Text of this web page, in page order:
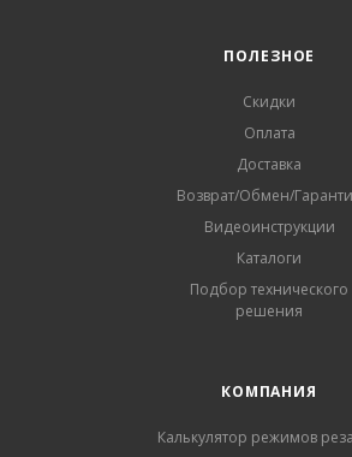
ПОЛЕЗНОЕ
Скидки
Оплата
Доставка
Возврат/Обмен/
Видеоинструкции
Каталоги
Подбор технического
решения
КОМПАНИЯ
Калькулятор режимов